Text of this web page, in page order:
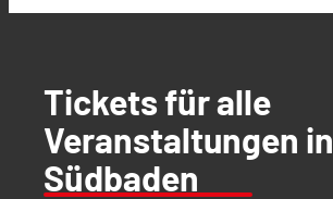
Tickets für alle
Veranstaltungen in
Südbaden